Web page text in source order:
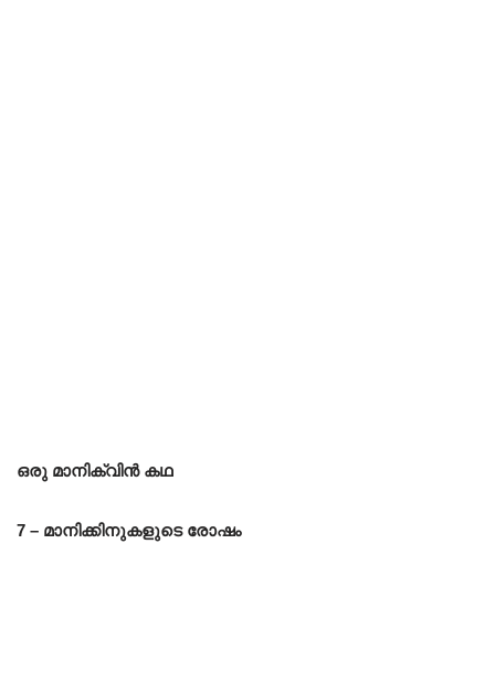
ഒരു മാനിക്വിൻ കഥ
7 – മാനിക്കിനുകളുടെ രോഷം